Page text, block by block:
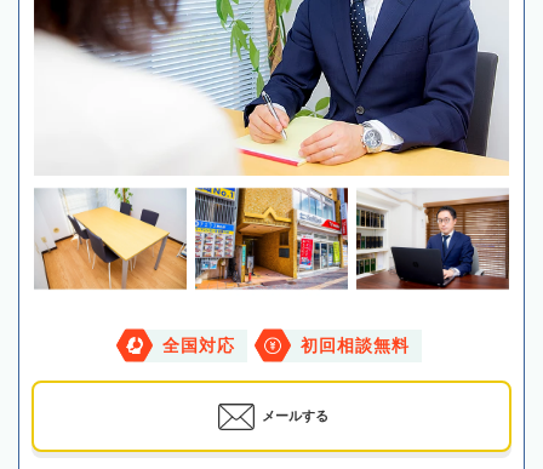
全国対応 初回相談無料
メールする